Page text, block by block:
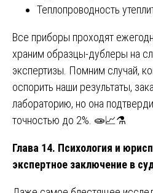
Теплопроводность
Все приборы проходят
храним образцы-дублеры на
экспертизы. Помним случай,
оспорить наши результаты,
лабораторию, но она
точностью до 2%. 🧫📈⚗️
Глава 14. Психология и
экспертное заключение в